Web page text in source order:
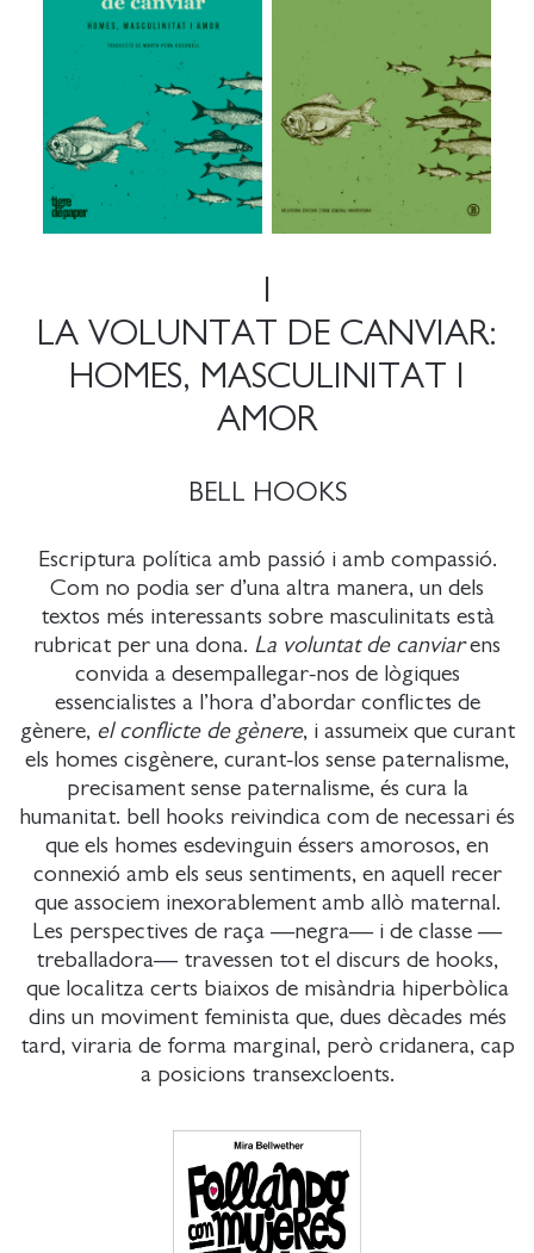
LA VOLUNTAT DE CANVIAR:
HOMES, MASCULINITAT I
AMOR
BELL HOOKS
Escriptura política amb passió i amb compassió.
Com no podia ser d’una altra manera, un dels
textos més interessants sobre masculinitats està
rubricat per una dona. La voluntat de canviarens
convida a desempallegar-nos de lògiques
essencialistes a l’hora d’abordar conflictes de
gènere, el conflicte de gènere, i assumeix que curant
els homes cisgènere, curant-los sense paternalisme,
precisament sense paternalisme, és cura la
humanitat. bell hooks reivindica com de necessari és
que els homes esdevinguin éssers amorosos, en
connexió amb els seus sentiments, en aquell recer
que associem inexorablement amb allò maternal.
Les perspectives de raça —negra— i de classe —
treballadora— travessen tot el discurs de hooks,
que localitza certs biaixos de misàndria hiperbòlica
dins un moviment feminista que, dues dècades més
tard, viraria de forma marginal, però cridanera, cap
a posicions transexcloents.